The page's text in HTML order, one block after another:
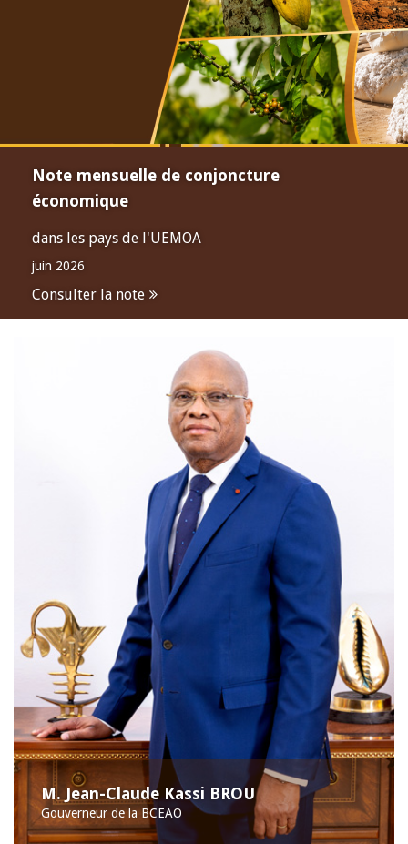
Note mensuelle de conjoncture
économique
dans les pays de l'UEMOA
juin 2026
Consulter la note
M. Jean-Claude Kassi BROU
Gouverneur de la BCEAO